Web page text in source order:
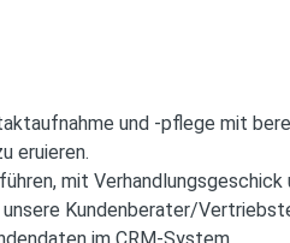
und -pflege mit
eruieren.
mit
unsere Kundenberater/